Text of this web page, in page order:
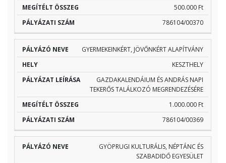
500.000 Ft
786104/00370
GYERMEKEINKÉRT, JÖVŐNKÉRT ALAPÍTVÁNY
KESZTHELY
GAZDAKALENDÁIUM ÉS ANDRÁS NAPI
TEKERŐS TALÁLKOZÓ MEGRENDEZÉSÉRE
1.000.000 Ft
786104/00369
GYÖPRUGI KULTURÁLIS, NÉPTÁNC ÉS
SZABADIDŐ EGYESÜLET